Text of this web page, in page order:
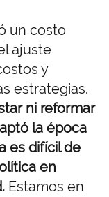
un costo
ajuste
y
estrategias.
ni reformar
la época
es difícil de
en
Estamos en